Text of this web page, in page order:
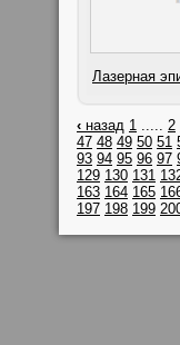
Лазерная
‹ назад 1 ..... 2
47 48 49 50 51
93 94 95 96 97
129 130 131
163 164 165
197 198 199